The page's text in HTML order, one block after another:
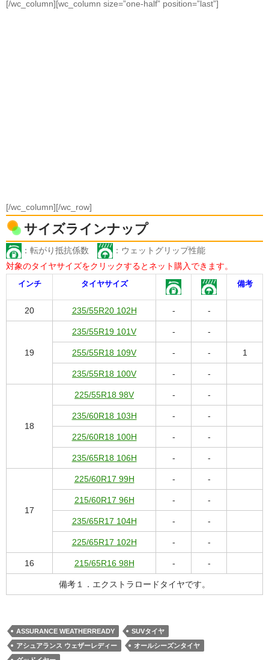
[/wc_column][wc_column size=”one-half” position=”last”]
[/wc_column][/wc_row]
サイズラインナップ
：転がり抵抗係数
：ウェットグリップ性能
対象のタイヤサイズをクリックするとネット購入できます。
インチ タイヤサイズ 備考
20 235/55R20 102H - -
19
235/55R19 101V - -
255/55R18 109V - - 1
235/55R18 100V - -
18
225/55R18 98V - -
235/60R18 103H - -
225/60R18 100H - -
235/65R18 106H - -
17
225/60R17 99H - -
215/60R17 96H - -
235/65R17 104H - -
225/65R17 102H - -
16 215/65R16 98H - -
備考１．エクストラロードタイヤです。
ASSURANCE WEATHERREADY
SUVタイヤ
アシュアランス ウェザーレディー
オールシーズンタイヤ